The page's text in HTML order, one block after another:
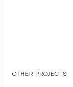
OTHER PROJECTS